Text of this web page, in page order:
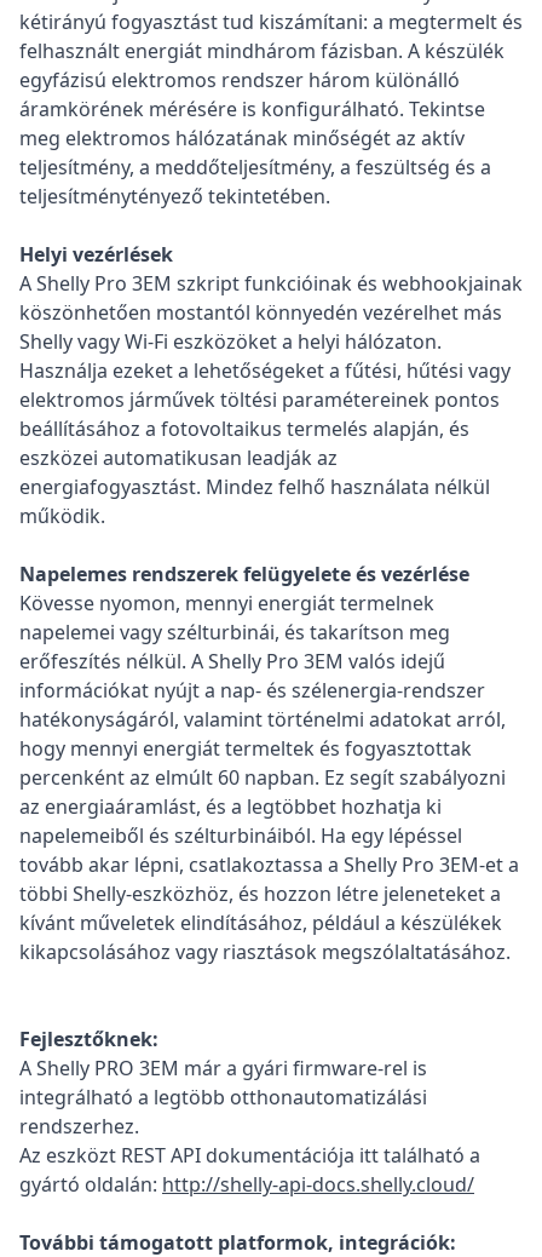
kétirányú fogyasztást tud kiszámítani: a megtermelt és
felhasznált energiát mindhárom fázisban. A készülék
egyfázisú elektromos rendszer három különálló
áramkörének mérésére is konfigurálható. Tekintse
meg elektromos hálózatának minőségét az aktív
teljesítmény, a meddőteljesítmény, a feszültség és a
teljesítménytényező tekintetében.
Helyi vezérlések
A Shelly Pro 3EM szkript funkcióinak és webhookjainak
köszönhetően mostantól könnyedén vezérelhet más
Shelly vagy Wi-Fi eszközöket a helyi hálózaton.
Használja ezeket a lehetőségeket a fűtési, hűtési vagy
elektromos járművek töltési paramétereinek pontos
beállításához a fotovoltaikus termelés alapján, és
eszközei automatikusan leadják az
energiafogyasztást. Mindez felhő használata nélkül
működik.
Napelemes rendszerek felügyelete és vezérlése
Kövesse nyomon, mennyi energiát termelnek
napelemei vagy szélturbinái, és takarítson meg
erőfeszítés nélkül. A Shelly Pro 3EM valós idejű
információkat nyújt a nap- és szélenergia-rendszer
hatékonyságáról, valamint történelmi adatokat arról,
hogy mennyi energiát termeltek és fogyasztottak
percenként az elmúlt 60 napban. Ez segít szabályozni
az energiaáramlást, és a legtöbbet hozhatja ki
napelemeiből és szélturbináiból. Ha egy lépéssel
tovább akar lépni, csatlakoztassa a Shelly Pro 3EM-et a
többi Shelly-eszközhöz, és hozzon létre jeleneteket a
kívánt műveletek elindításához, például a készülékek
kikapcsolásához vagy riasztások megszólaltatásához.
Fejlesztőknek:
A Shelly PRO 3EM már a gyári firmware-rel is
integrálható a legtöbb otthonautomatizálási
rendszerhez.
Az eszközt REST API dokumentációja itt található a
gyártó oldalán: http://shelly-api-docs.shelly.cloud/
További támogatott platformok, integrációk: